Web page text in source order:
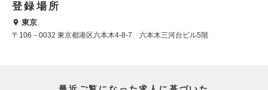
登録場所
東京
〒106－0032 東京都港区六本木4-8-7 六本木三河台ビル5階